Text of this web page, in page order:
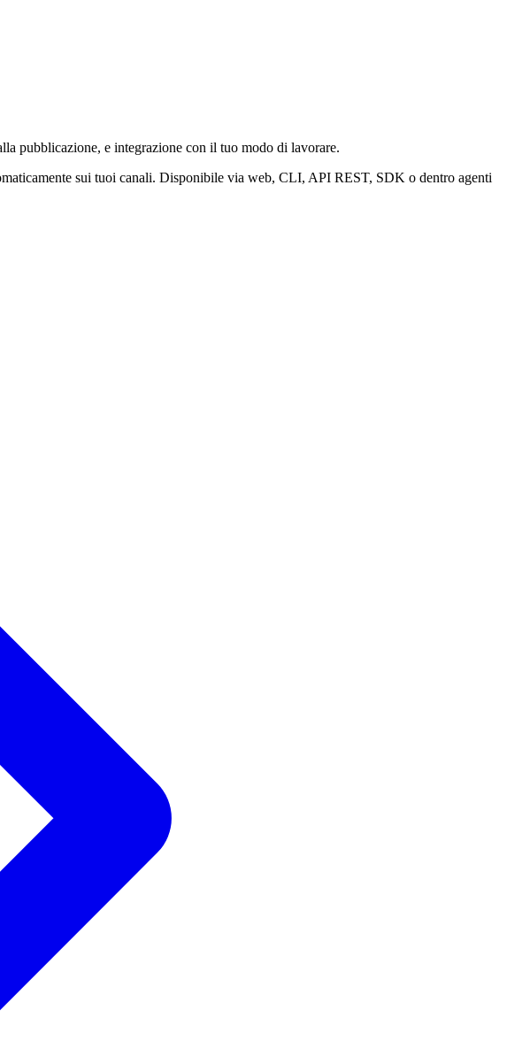
pubblicazione, e integrazione con il tuo modo di lavorare.
sui tuoi canali. Disponibile via web, CLI, API REST, SDK o dentro agenti